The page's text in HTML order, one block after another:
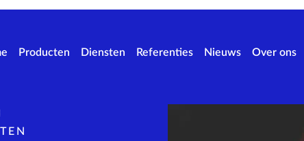
Producten Diensten Referenties Nieuws Over ons